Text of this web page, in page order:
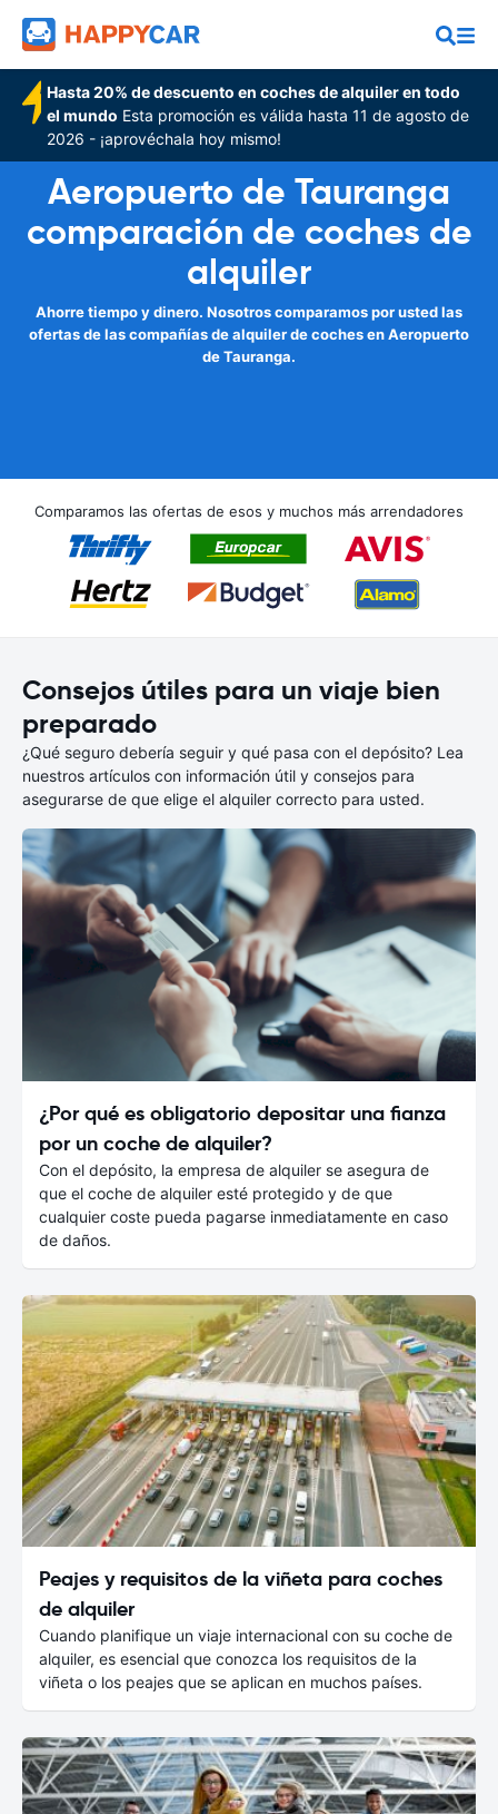
Hasta 20% de descuento en coches de alquiler en todo
el mundo Esta promoción es válida hasta 11 de agosto de
2026 - ¡aprovéchala hoy mismo!
Aeropuerto de Tauranga
comparación de coches de
alquiler
Ahorre tiempo y dinero. Nosotros comparamos por usted las
ofertas de las compañías de alquiler de coches en Aeropuerto
de Tauranga.
Comparamos las ofertas de esos y muchos más arrendadores
Consejos útiles para un viaje bien
preparado
¿Qué seguro debería seguir y qué pasa con el depósito? Lea
nuestros artículos con información útil y consejos para
asegurarse de que elige el alquiler correcto para usted.
¿Por qué es obligatorio depositar una fianza
por un coche de alquiler?
Con el depósito, la empresa de alquiler se asegura de
que el coche de alquiler esté protegido y de que
cualquier coste pueda pagarse inmediatamente en caso
de daños.
Peajes y requisitos de la viñeta para coches
de alquiler
Cuando planifique un viaje internacional con su coche de
alquiler, es esencial que conozca los requisitos de la
viñeta o los peajes que se aplican en muchos países.